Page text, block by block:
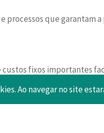
processos que garantam
fixos importantes
plataforma de
Artificial.
Ao navegar no site